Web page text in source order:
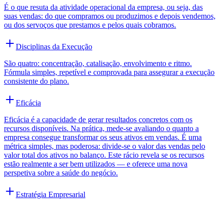
É o que resuta da atividade operacional da empresa, ou seja, das
suas vendas: do que compramos ou produzimos e depois vendemos,
ou dos servoços que prestamos e pelos quais cobramos.
Disciplinas da Execução
São quatro: concentração, catalisação, envolvimento e ritmo.
Fórmula simples, repetível e comprovada para assegurar a execução
consistente do plano.
Eficácia
Eficácia é a capacidade de gerar resultados concretos com os
recursos disponíveis. Na prática, mede-se avaliando o quanto a
empresa consegue transformar os seus ativos em vendas. É uma
métrica simples, mas poderosa: divide-se o valor das vendas pelo
valor total dos ativos no balanço. Este rácio revela se os recursos
estão realmente a ser bem utilizados — e oferece uma nova
perspetiva sobre a saúde do negócio.
Estratégia Empresarial